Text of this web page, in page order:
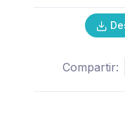
Compartir: